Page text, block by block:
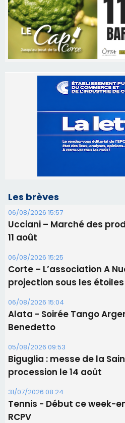
Les brèves
06/08/2026 15:57
11 août
06/08/2026 15:25
projection sous les étoiles
06/08/2026 15:04
Benedetto
05/08/2026 09:53
procession le 14 août
31/07/2026 08:24